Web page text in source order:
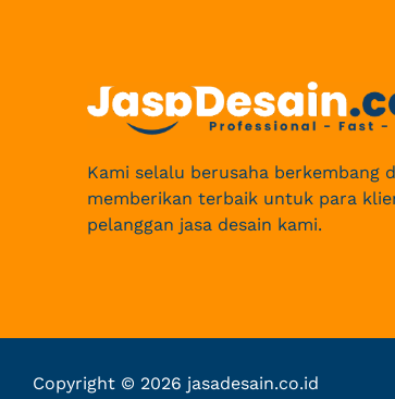
Kami selalu berusaha berkembang
memberikan terbaik untuk para
pelanggan jasa desain kami.
Copyright © 2026 jasadesain.co.id